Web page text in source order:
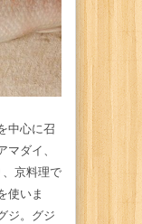
中心に召
マダイ、
京料理で
使いま
ジ。グジ